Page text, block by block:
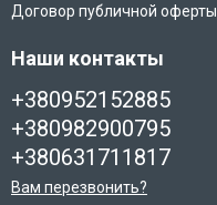
Договор публичной оферты
Наши контакты
+380952152885
+380982900795
+380631711817
Вам перезвонить?